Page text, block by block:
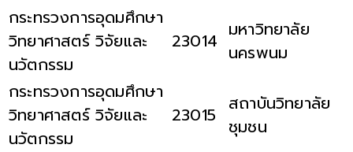
กระทรวงการอุดมศึกษา
วิทยาศาสตร์ วิจัยและ
นวัตกรรม
23014 มหาวิทยาลัย
นครพนม
กระทรวงการอุดมศึกษา
วิทยาศาสตร์ วิจัยและ
นวัตกรรม
23015 สถาบันวิทยาลัย
ชุมชน